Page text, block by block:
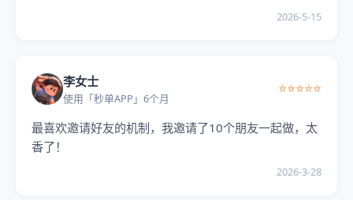
2026-5-15
李女士
使用「秒单APP」6个月
⭐⭐⭐⭐⭐
最喜欢邀请好友的机制，我邀请了10个朋友一起做，太
香了！
2026-3-28